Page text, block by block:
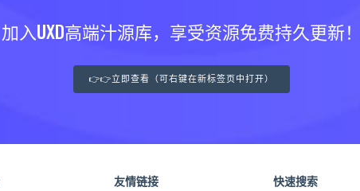
加入UXD高端汁源库，享受资源免费持久更新
👉👉立即查看（可右键在新标签页中打开）
友情链接 快速搜索